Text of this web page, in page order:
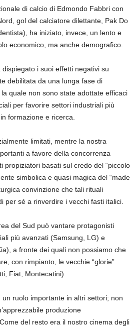
di calcio di Edmondo Fabbri con
gol del calciatore dilettante, Pak Do
ha iniziato , invece, un lento e
economico, ma anche demografico.
dispiegato i suoi effetti negativi su
debilitata da una lunga fase di
quale non sono state adottate efficaci
ali per favorire settori industriali più
formazione e ricerca
mente limitati, mentre la nostra
a favore della concorrenza
propiziatori basati sul credo del “piccolo
simbolica e quasi magica del “made
convinzione che tali rituali
per sé a rinverdire i vecchi fasti italici.
del Sud può vantare protagonisti
più avanzati (Samsung, LG) e
), a fronte dei quali non possiamo che
con rimpianto, le vecchie “glorie”
Fiat, Montecatini).
un ruolo importante in altri settori; non
produzione
del resto era il nostro cinema degli